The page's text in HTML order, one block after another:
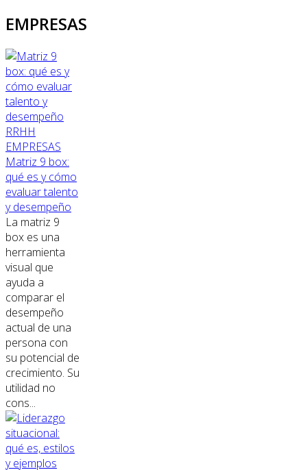
EMPRESAS
RRHH
EMPRESAS
Matriz 9 box:
qué es y cómo
evaluar talento
y desempeño
La matriz 9
box es una
herramienta
visual que
ayuda a
comparar el
desempeño
actual de una
persona con
su potencial de
crecimiento. Su
utilidad no
cons...